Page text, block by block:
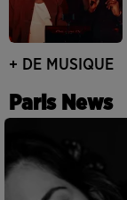
+ DE MUSIQUE
Paris News